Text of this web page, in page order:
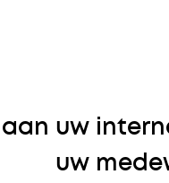
uw
uw